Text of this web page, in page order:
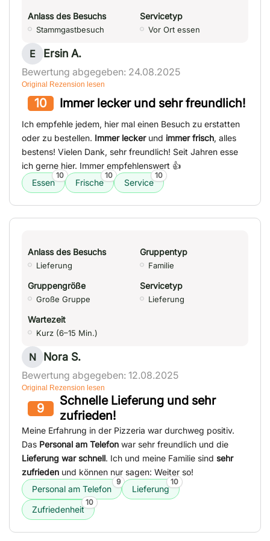
Anlass des Besuchs
Stammgastbesuch
Servicetyp
Vor Ort essen
E Ersin A.
Bewertung abgegeben: 24.08.2025
Original Rezension lesen
10 Immer lecker und sehr freundlich!
Ich empfehle jedem, hier mal einen Besuch zu erstatten
oder zu bestellen. Immer leckerund immer frisch, alles
bestens! Vielen Dank, sehr freundlich! Seit Jahren esse
ich gerne hier. Immer empfehlenswert 👍
Essen
10
Frische
10
Service
10
Anlass des Besuchs
Lieferung
Gruppentyp
Familie
Gruppengröße
Große Gruppe
Servicetyp
Lieferung
Wartezeit
Kurz (6–15 Min.)
N Nora S.
Bewertung abgegeben: 12.08.2025
Original Rezension lesen
9
Schnelle Lieferung und sehr
zufrieden!
Meine Erfahrung in der Pizzeria war durchweg positiv.
Das Personal am Telefon war sehr freundlich und die
Lieferung war schnell. Ich und meine Familie sind sehr
zufrieden und können nur sagen: Weiter so!
Personal am Telefon
9
Lieferung
10
Zufriedenheit
10